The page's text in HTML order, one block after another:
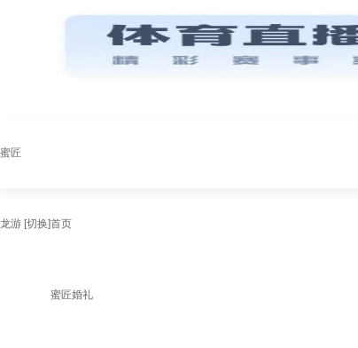
蜜匠
龙游 [切换]首页
蜜匠婚礼